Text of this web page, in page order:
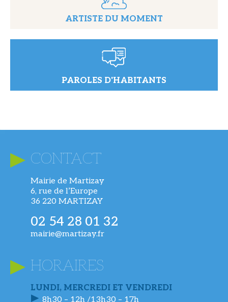
ARTISTE DU MOMENT
PAROLES D'HABITANTS
CONTACT
Mairie de Martizay
6, rue de l’Europe
36 220 MARTIZAY
02 54 28 01 32
mairie@martizay.fr
HORAIRES
LUNDI, MERCREDI ET VENDREDI
8h30 – 12h /13h30 – 17h